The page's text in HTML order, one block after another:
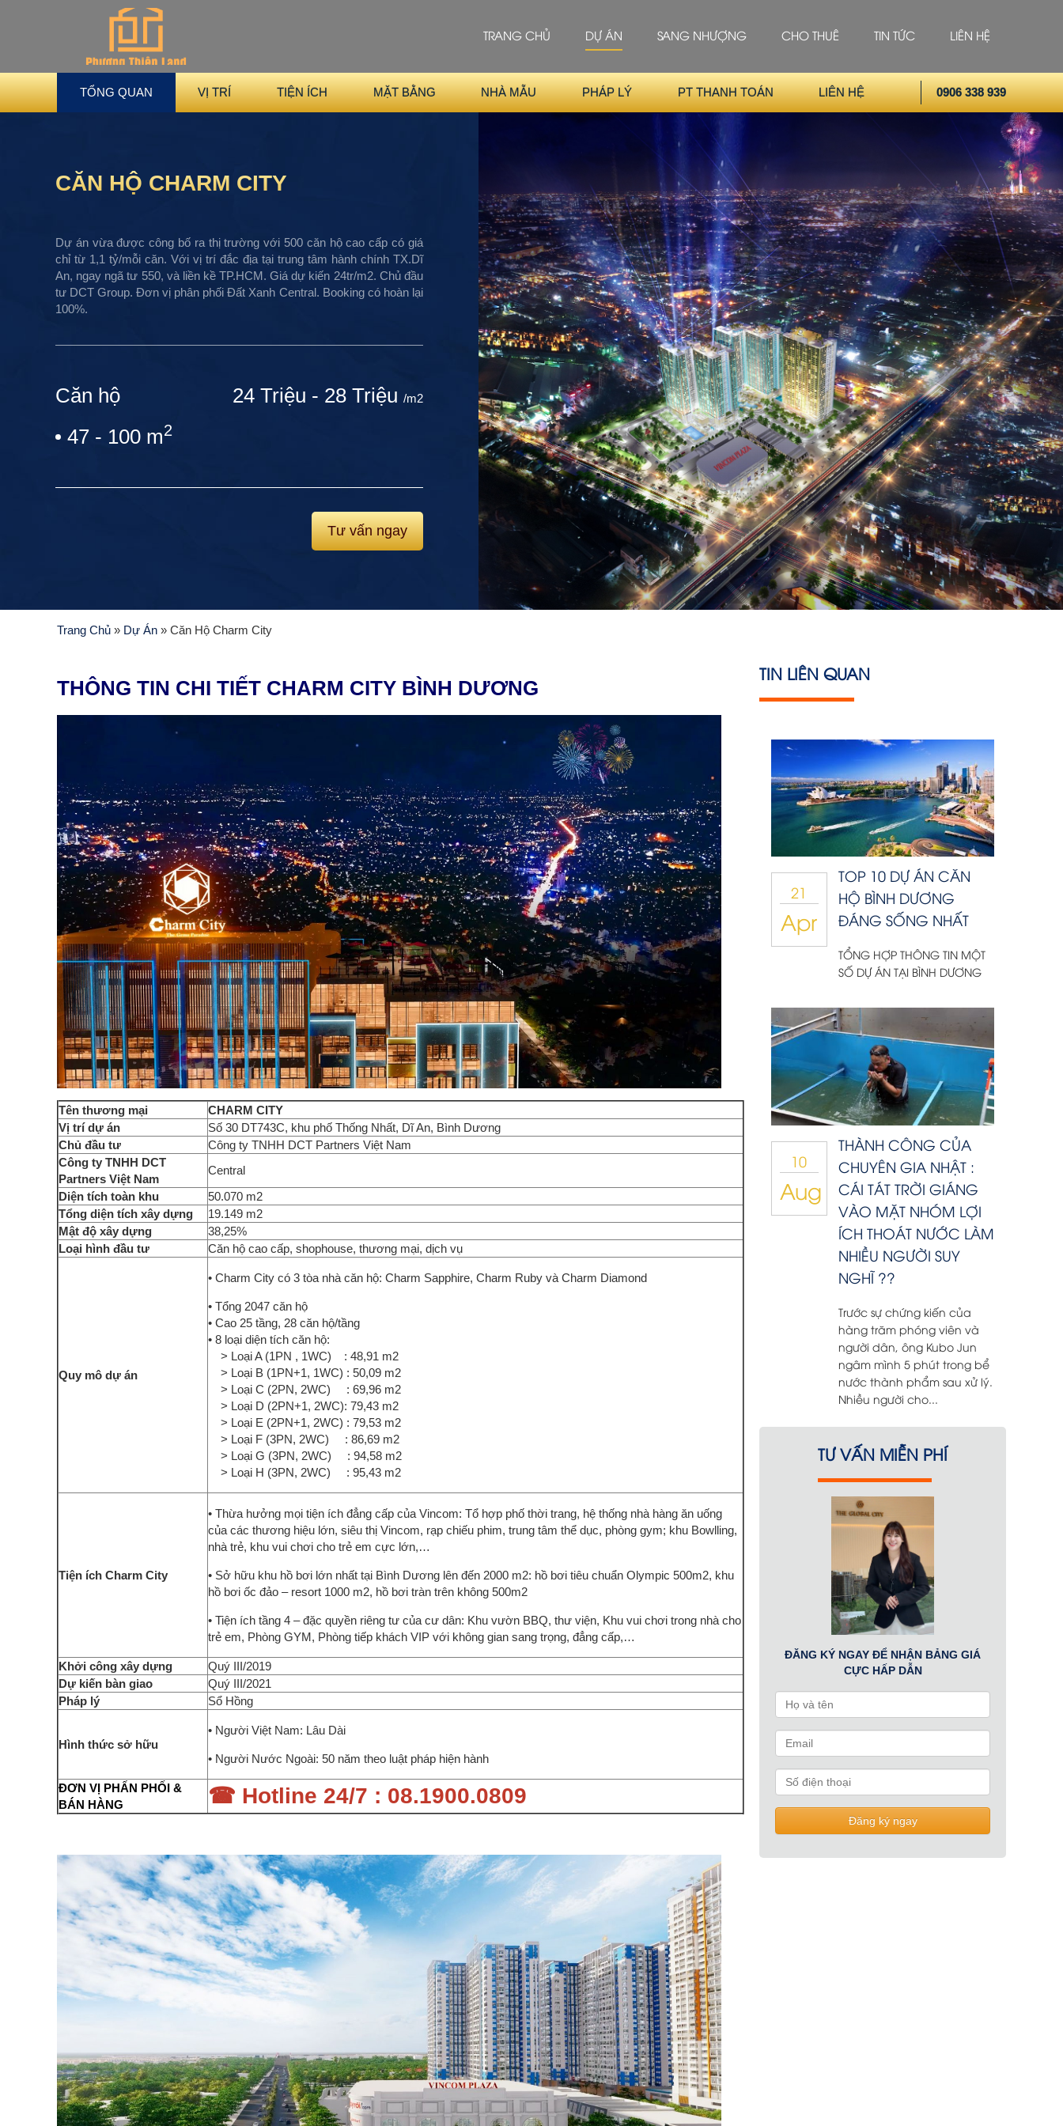
TRANG CHỦ DỰ ÁN SANG NHƯỢNG CHO THUÊ TIN TỨC LIÊN HỆ
0906 338 939
TỔNG QUAN VỊ TRÍ TIỆN ÍCH MẶT BẰNG NHÀ MẪU PHÁP LÝ PT THANH TOÁN LIÊN HỆ
CĂN HỘ CHARM CITY
Dự án vừa được công bố ra thị trường với 500 căn hộ cao cấp có giá
chỉ từ 1,1 tỷ/mỗi căn. Với vị trí đắc địa tại trung tâm hành chính TX.Dĩ
An, ngay ngã tư 550, và liền kề TP.HCM. Giá dự kiến 24tr/m2. Chủ đầu
tư DCT Group. Đơn vị phân phối Đất Xanh Central. Booking có hoàn lại
100%.
Căn hộ 24 Triệu - 28 Triệu /m2
47 - 100 m2
Tư vấn ngay
Trang Chủ » Dự Án » Căn Hộ Charm City
THÔNG TIN CHI TIẾT CHARM CITY BÌNH DƯƠNG
Tên thương mại
CHARM CITY
Vị trí dự án
Số 30 DT743C, khu phố Thống Nhất, Dĩ An, Bình Dương
Chủ đầu tư
Công ty TNHH DCT Partners Việt Nam
Công ty TNHH DCT
Partners Việt Nam
Central
Diện tích toàn khu
50.070 m2
Tổng diện tích xây dựng
19.149 m2
Mật độ xây dựng
38,25%
Loại hình đầu tư
Căn hộ cao cấp, shophouse, thương mại, dịch vụ
Quy mô dự án
• Charm City có 3 tòa nhà căn hộ: Charm Sapphire, Charm Ruby và Charm Diamond
• Tổng 2047 căn hộ
• Cao 25 tầng, 28 căn hộ/tầng
• 8 loại diện tích căn hộ:
> Loại A (1PN , 1WC) : 48,91 m2
> Loại B (1PN+1, 1WC) : 50,09 m2
> Loại C (2PN, 2WC) : 69,96 m2
> Loại D (2PN+1, 2WC): 79,43 m2
> Loại E (2PN+1, 2WC) : 79,53 m2
> Loại F (3PN, 2WC) : 86,69 m2
> Loại G (3PN, 2WC) : 94,58 m2
> Loại H (3PN, 2WC) : 95,43 m2
Tiện ích Charm City
• Thừa hưởng mọi tiện ích đẳng cấp của Vincom: Tổ hợp phố thời trang, hệ thống nhà hàng ăn uống
của các thương hiệu lớn, siêu thị Vincom, rạp chiếu phim, trung tâm thể dục, phòng gym; khu Bowlling,
nhà trẻ, khu vui chơi cho trẻ em cực lớn,…
• Sở hữu khu hồ bơi lớn nhất tại Bình Dương lên đến 2000 m2: hồ bơi tiêu chuẩn Olympic 500m2, khu
hồ bơi ốc đảo – resort 1000 m2, hồ bơi tràn trên không 500m2
• Tiện ích tầng 4 – đặc quyền riêng tư của cư dân: Khu vườn BBQ, thư viện, Khu vui chơi trong nhà cho
trẻ em, Phòng GYM, Phòng tiếp khách VIP với không gian sang trọng, đẳng cấp,…
Khởi công xây dựng
Quý III/2019
Dự kiến bàn giao
Quý III/2021
Pháp lý
Sổ Hồng
Hình thức sở hữu
• Người Việt Nam: Lâu Dài
• Người Nước Ngoài: 50 năm theo luật pháp hiện hành
ĐƠN VỊ PHẤN PHỐI &
BÁN HÀNG
☎ Hotline 24/7 : 08.1900.0809
TIN LIÊN QUAN
21
Apr
TOP 10 DỰ ÁN CĂN
HỘ BÌNH DƯƠNG
ĐÁNG SỐNG NHẤT
TỔNG HỢP THÔNG TIN MỘT
SỐ DỰ ÁN TẠI BÌNH DƯƠNG
10
Aug
THÀNH CÔNG CỦA
CHUYÊN GIA NHẬT :
CÁI TÁT TRỜI GIÁNG
VÀO MẶT NHÓM LỢI
ÍCH THOÁT NƯỚC LÀM
NHIỀU NGƯỜI SUY
NGHĨ ??
Trước sự chứng kiến của
hàng trăm phóng viên và
người dân, ông Kubo Jun
ngâm mình 5 phút trong bể
nước thành phẩm sau xử lý.
Nhiều người cho...
TƯ VẤN MIỄN PHÍ
ĐĂNG KÝ NGAY ĐỂ NHẬN BẢNG GIÁ
CỰC HẤP DẪN
Đăng ký ngay